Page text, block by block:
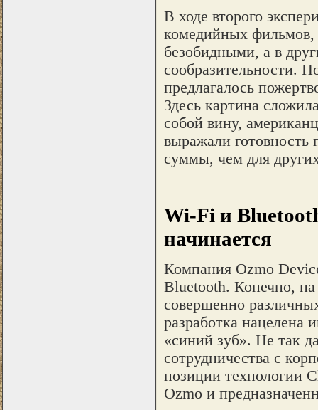
В ходе второго
комедийных фильмов,
безобидными, а в
сообразительности.
предлагалось
Здесь картина
собой вину,
выражали готовность
суммы, чем для
Wi-Fi и
начинается
Компания Ozmo
Bluetooth. Конечно,
совершенно
разработка нацелена
«синий зуб». Не так
сотрудничества с
позиции технологии
Ozmo и